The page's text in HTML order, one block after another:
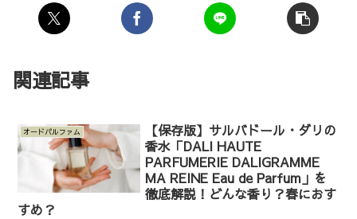
関連記事
オードパルファム
【保存版】サルバドール・ダリの
香水「DALI HAUTE
PARFUMERIE DALIGRAMME
MA REINE Eau de Parfum」を
徹底解説！どんな香り？春におす
すめ？